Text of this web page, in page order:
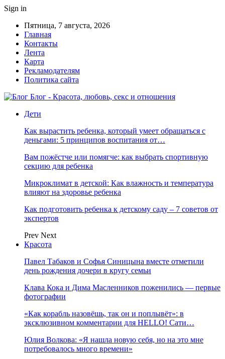
Sign in
Пятница, 7 августа, 2026
Главная
Контакты
Лента
Карта
Рекламодателям
Политика сайта
Блог - Красота, любовь, секс и отношения
Дети
Как вырастить ребенка, который умеет обращаться с
деньгами: 5 принципов воспитания от…
Вам пожёстче или помягче: как выбрать спортивную
секцию для ребенка
Микроклимат в детской: Как влажность и температура
влияют на здоровье ребенка
Как подготовить ребенка к детскому саду – 7 советов от
экспертов
Prev Next
Красота
Павел Табаков и Софья Синицына вместе отметили
день рождения дочери в кругу семьи
Клава Кока и Дима Масленников поженились — первые
фотографии
«Как корабль назовёшь, так он и поплывёт»: в
эксклюзивном комментарии для HELLO! Сати…
Юлия Волкова: «Я нашла новую себя, но на это мне
потребовалось много времени»